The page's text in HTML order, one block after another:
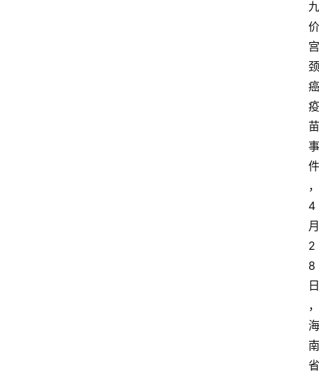
九
价
宫
颈
癌
疫
苗
事
件
，
4
月
2
8
日
，
海
南
省